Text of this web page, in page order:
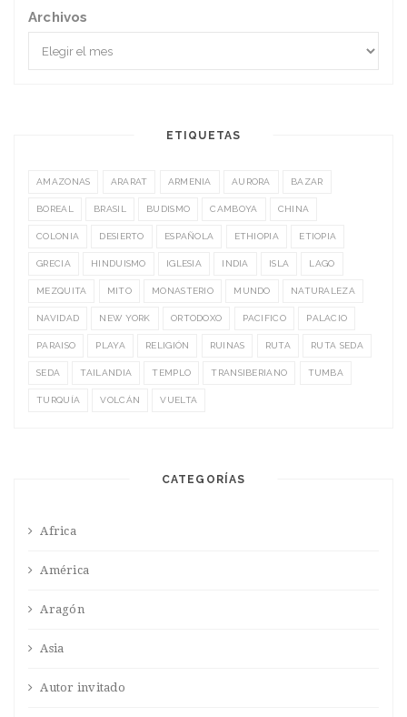
Archivos
ETIQUETAS
AMAZONAS ARARAT ARMENIA AURORA BAZAR
BOREAL BRASIL BUDISMO CAMBOYA CHINA
COLONIA DESIERTO ESPAÑOLA ETHIOPIA ETIOPIA
GRECIA HINDUISMO IGLESIA INDIA ISLA LAGO
MEZQUITA MITO MONASTERIO MUNDO NATURALEZA
NAVIDAD NEW YORK ORTODOXO PACIFICO PALACIO
PARAISO PLAYA RELIGIÓN RUINAS RUTA RUTA SEDA
SEDA TAILANDIA TEMPLO TRANSIBERIANO TUMBA
TURQUÍA VOLCÁN VUELTA
CATEGORÍAS
Africa
América
Aragón
Asia
Autor invitado